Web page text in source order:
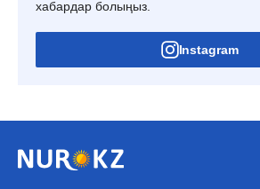
хабардар болыңыз.
Instagram